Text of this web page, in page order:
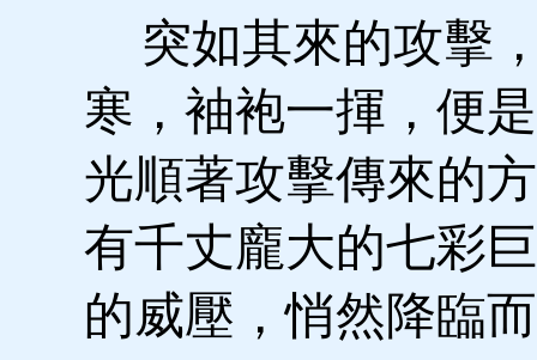
突如其來的攻擊
寒，袖袍一揮，便
光順著攻擊傳來的
有千丈龐大的七彩
的威壓，悄然降臨